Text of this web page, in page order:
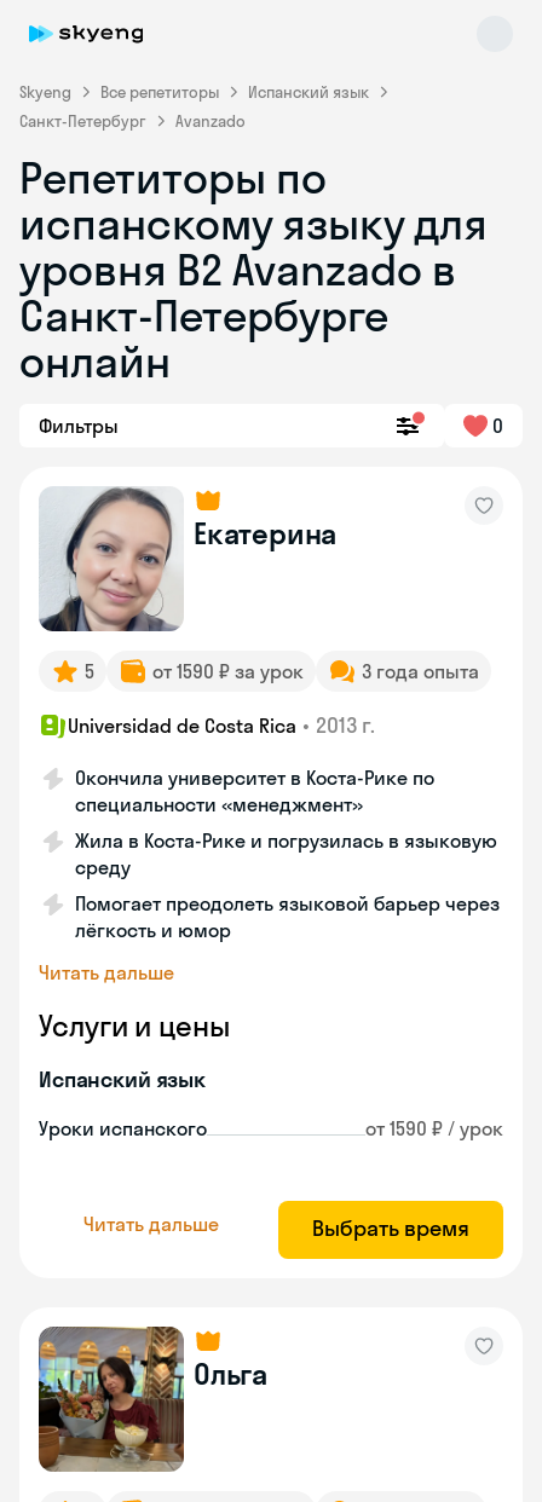
Skyeng Все репетиторы
Испанский язык
Санкт-Петербург
Avanzado
Репетиторы по
испанскому языку для
уровня B2 Avanzado в
Санкт-Петербурге
онлайн
Фильтры 0
Екатерина
5 от 1590 ₽ за урок 3 года опыта
Universidad de Costa Rica • 2013 г.
Окончила университет в Коста‑Рике по
специальности «менеджмент»
Жила в Коста‑Рике и погрузилась в языковую
среду
Помогает преодолеть языковой барьер через
лёгкость и юмор
Читать дальше
Услуги и цены
Испанский язык
Уроки испанского от 1590 ₽ / урок
Читать дальше Выбрать время
Ольга
Skyeng Chat